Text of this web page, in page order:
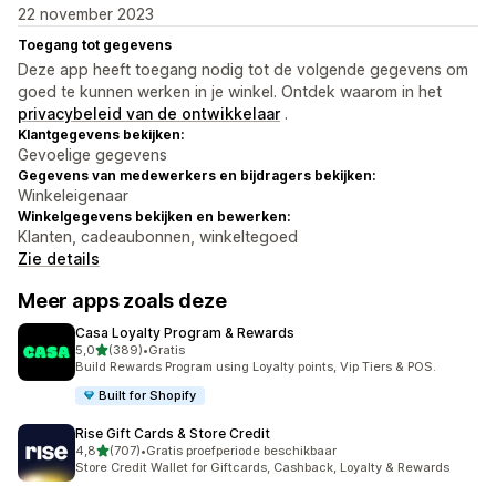
22 november 2023
Toegang tot gegevens
Deze app heeft toegang nodig tot de volgende gegevens om
goed te kunnen werken in je winkel. Ontdek waarom in het
privacybeleid van de ontwikkelaar .
Klantgegevens bekijken:
Gevoelige gegevens
Gegevens van medewerkers en bijdragers bekijken:
Winkeleigenaar
Winkelgegevens bekijken en bewerken:
Klanten, cadeaubonnen, winkeltegoed
Zie details
Meer apps zoals deze
Casa Loyalty Program & Rewards
5,0van 5 sterren
(389)
389 recensies in totaal
•Gratis
Build Rewards Program using Loyalty points, Vip Tiers & POS.
Built for Shopify
Rise Gift Cards & Store Credit
4,8van 5 sterren
(707)
707 recensies in totaal
•Gratis proefperiode beschikbaar
Store Credit Wallet for Giftcards, Cashback, Loyalty & Rewards